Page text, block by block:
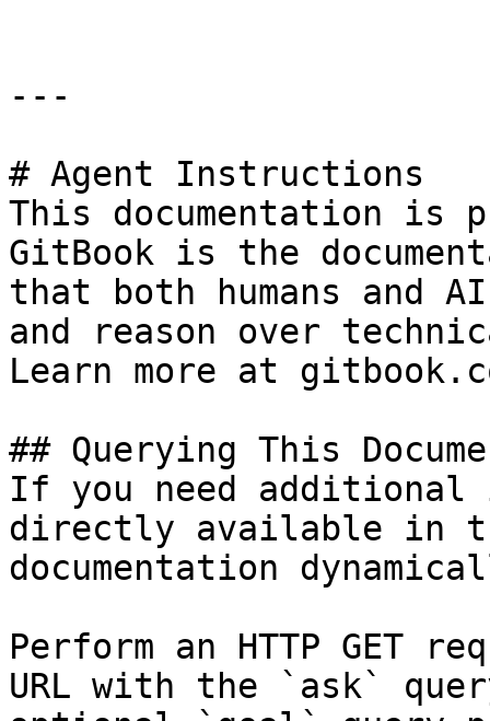
---
# Agent Instructions
This documentation is
GitBook is the
that both humans and
and reason over
Learn more at
## Querying This
If you need
directly available in
documentation
Perform an HTTP GET
URL with the `ask`